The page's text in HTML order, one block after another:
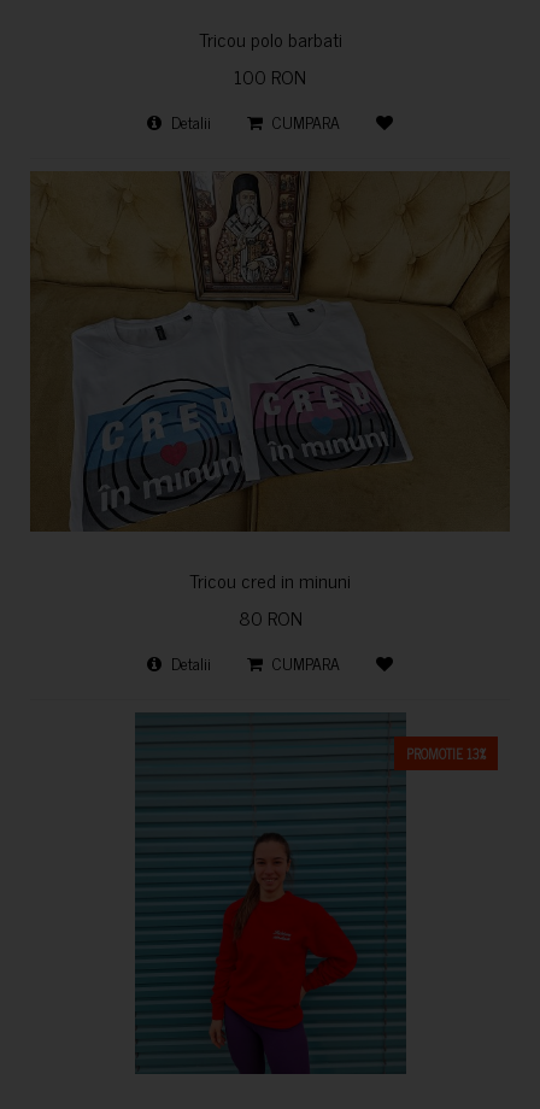
Tricou polo barbati
100 RON
Detalii CUMPARA
Tricou cred in minuni
80 RON
Detalii CUMPARA
PROMOTIE 13%